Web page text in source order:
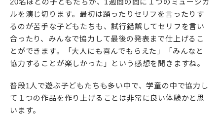
ルを演じ切ります。最初は踊ったりセリフを言ったりす
るのが苦手な子どもたちも、試行錯誤してセリフを言い
合ったり、みんなで協力して最後の発表まで仕上げるこ
とができます。「大人にも喜んでもらえた」「みんなと
協力することが楽しかった」という感想を聞きますね。
普段1人で遊ぶ子どもたちも多い中で、学童の中で協力し
て１つの作品を作り上げることは非常に良い体験かと思
います。